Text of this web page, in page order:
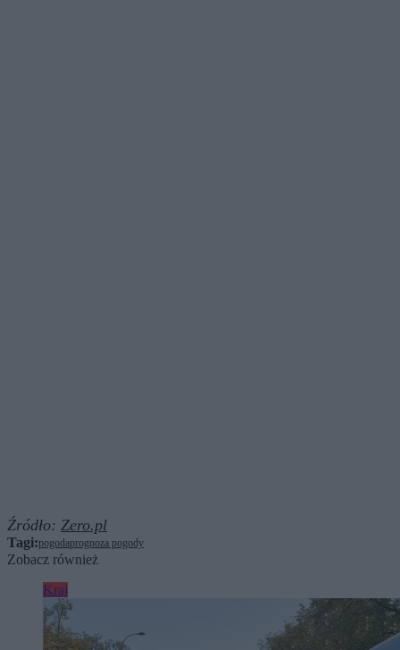
Źródło: Zero.pl
Tagi:pogodaprognoza pogody
Zobacz również
Kraj